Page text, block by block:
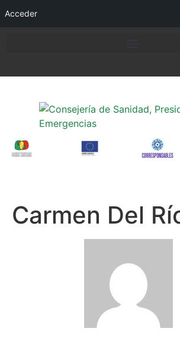
Acceder
Carmen Del